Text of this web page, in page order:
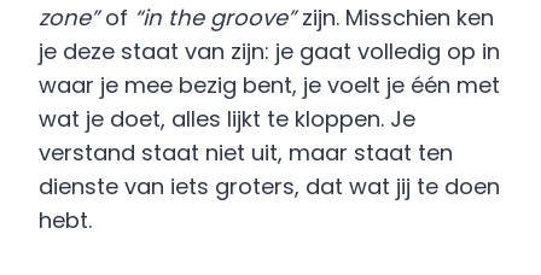
zone”of “in the groove”zijn. Misschien ken
je deze staat van zijn: je gaat volledig op in
waar je mee bezig bent, je voelt je één met
wat je doet, alles lijkt te kloppen. Je
verstand staat niet uit, maar staat ten
dienste van iets groters, dat wat jij te doen
hebt.